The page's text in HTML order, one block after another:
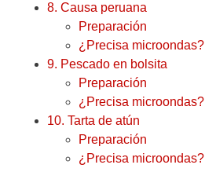
8. Causa peruana
Preparación
¿Precisa microondas?
9. Pescado en bolsita
Preparación
¿Precisa microondas?
10. Tarta de atún
Preparación
¿Precisa microondas?